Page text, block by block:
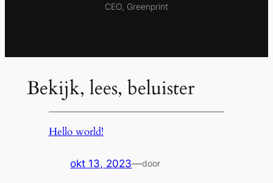
CEO, Greenprint
Bekijk, lees, beluister
Hello world!
okt 13, 2023—door